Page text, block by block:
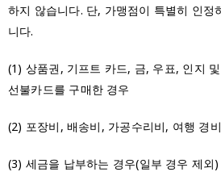
하지 않습니다. 단, 가맹점이 특별히 인정
니다.
(1) 상품권, 기프트 카드, 금, 우표, 인지
선불카드를 구매한 경우
(2) 포장비, 배송비, 가공수리비, 여행 경
(3) 세금을 납부하는 경우(일부 경우 제외)